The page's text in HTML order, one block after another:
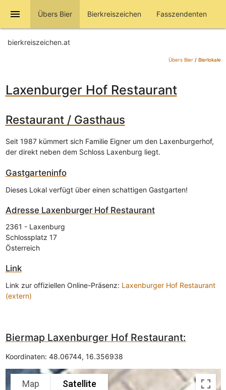
menu Übers Bier Bierkreiszeichen Fasszendenten
bierkreiszeichen.at
Übers Bier/ Bierlokale
Laxenburger Hof Restaurant
Restaurant / Gasthaus
Seit 1987 kümmert sich Familie Eigner um den Laxenburgerhof,
der direkt neben dem Schloss Laxenburg liegt.
Gastgarteninfo
Dieses Lokal verfügt über einen schattigen Gastgarten!
Adresse Laxenburger Hof Restaurant
2361 - Laxenburg
Schlossplatz 17
Österreich
Link
Link zur offiziellen Online-Präsenz: Laxenburger Hof Restaurant
(extern)
Biermap Laxenburger Hof Restaurant:
Koordinaten: 48.06744, 16.356938
Map Satellite